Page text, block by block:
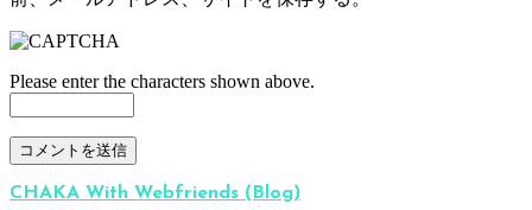
Please enter the characters shown above.
CHAKA With Webfriends (Blog)